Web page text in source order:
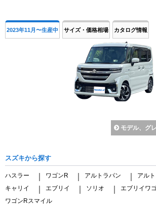
2023年11月〜生産中 サイズ・価格相場 カタログ情報
モデル、グ
スズキから探す
ハスラー ワゴンR アルトラパン アルト
キャリイ エブリイ ソリオ エブリイワ
ワゴンRスマイル